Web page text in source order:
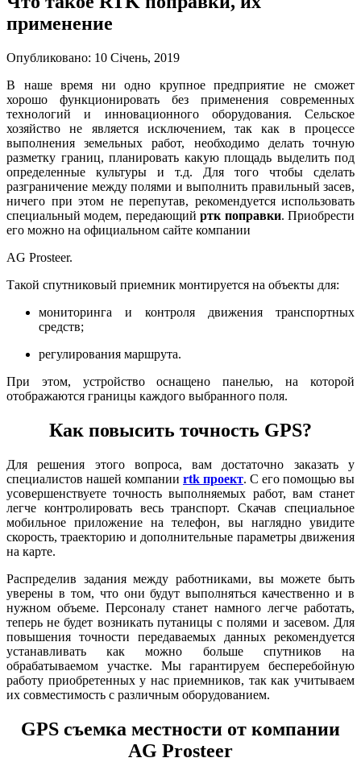
применение
Опубликовано: 10 Січень, 2019
В наше время ни одно крупное предприятие не сможет
хорошо функционировать без применения современных
технологий и инновационного оборудования. Сельское
хозяйство не является исключением, так как в процессе
выполнения земельных работ, необходимо делать точную
разметку границ, планировать какую площадь выделить под
определенные культуры и т.д. Для того чтобы сделать
разграничение между полями и выполнить правильный засев,
ничего при этом не перепутав, рекомендуется использовать
специальный модем, передающийртк поправки. Приобрести
его можно на официальном сайте компании
АG Prosteer.
Такой спутниковый приемник монтируется на объекты для:
мониторинга и контроля движения транспортных
средств;
регулирования маршрута.
При этом, устройство оснащено панелью, на которой
отображаются границы каждого выбранного поля.
Как повысить точность GPS?
Для решения этого вопроса, вам достаточно заказать у
специалистов нашей компании rtk проект. С его помощью вы
усовершенствуете точность выполняемых работ, вам станет
легче контролировать весь транспорт. Скачав специальное
мобильное приложение на телефон, вы наглядно увидите
скорость, траекторию и дополнительные параметры движения
на карте.
Распределив задания между работниками, вы можете быть
уверены в том, что они будут выполняться качественно и в
нужном объеме. Персоналу станет намного легче работать,
теперь не будет возникать путаницы с полями и засевом. Для
повышения точности передаваемых данных рекомендуется
устанавливать как можно больше спутников на
обрабатываемом участке. Мы гарантируем бесперебойную
работу приобретенных у нас приемников, так как учитываем
их совместимость с различным оборудованием.
GPS съемка местности от компании
АG Prosteer